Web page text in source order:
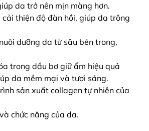
da trở nên mịn màng hơn.
thiện độ đàn hồi, giúp da trông
dưỡng da từ sâu bên trong,
trong dầu bơ giữ ẩm hiệu quả
da mềm mại và tươi sáng.
sản xuất collagen tự nhiên của
chức năng của da.